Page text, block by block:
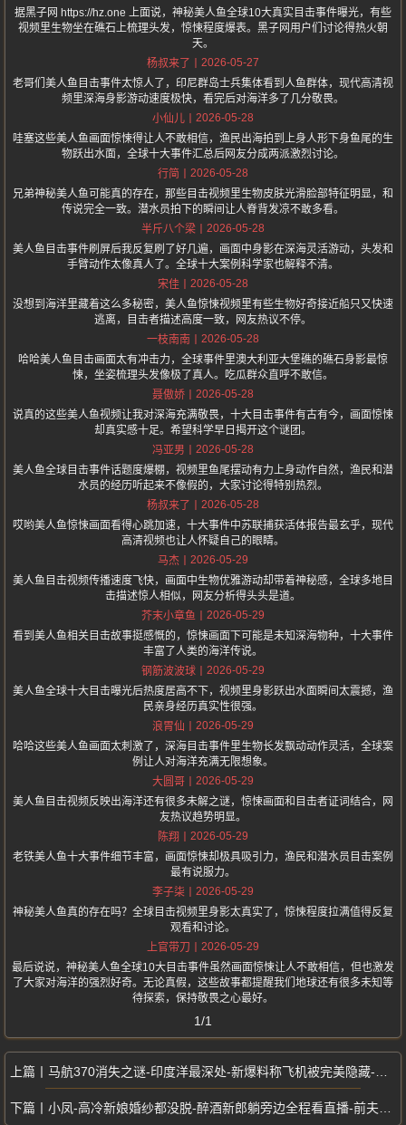
据黑子网 https://hz.one 上面说，神秘美人鱼全球10大真实目击事件曝光，有些
视频里生物坐在礁石上梳理头发，惊悚程度爆表。黑子网用户们讨论得热火朝
天。
杨叔来了
2026-05-27
老哥们美人鱼目击事件太惊人了，印尼群岛士兵集体看到人鱼群体，现代高清视
频里深海身影游动速度极快，看完后对海洋多了几分敬畏。
小仙儿
2026-05-28
哇塞这些美人鱼画面惊悚得让人不敢相信，渔民出海拍到上身人形下身鱼尾的生
物跃出水面，全球十大事件汇总后网友分成两派激烈讨论。
行简
2026-05-28
兄弟神秘美人鱼可能真的存在，那些目击视频里生物皮肤光滑脸部特征明显，和
传说完全一致。潜水员拍下的瞬间让人脊背发凉不敢多看。
半斤八个梁
2026-05-28
美人鱼目击事件刷屏后我反复刷了好几遍，画面中身影在深海灵活游动，头发和
手臂动作太像真人了。全球十大案例科学家也解释不清。
宋佳
2026-05-28
没想到海洋里藏着这么多秘密，美人鱼惊悚视频里有些生物好奇接近船只又快速
逃离，目击者描述高度一致，网友热议不停。
一枝南南
2026-05-28
哈哈美人鱼目击画面太有冲击力，全球事件里澳大利亚大堡礁的礁石身影最惊
悚，坐姿梳理头发像极了真人。吃瓜群众直呼不敢信。
聂傲娇
2026-05-28
说真的这些美人鱼视频让我对深海充满敬畏，十大目击事件有古有今，画面惊悚
却真实感十足。希望科学早日揭开这个谜团。
冯亚男
2026-05-28
美人鱼全球目击事件话题度爆棚，视频里鱼尾摆动有力上身动作自然，渔民和潜
水员的经历听起来不像假的，大家讨论得特别热烈。
杨叔来了
2026-05-28
哎哟美人鱼惊悚画面看得心跳加速，十大事件中苏联捕获活体报告最玄乎，现代
高清视频也让人怀疑自己的眼睛。
马杰
2026-05-29
美人鱼目击视频传播速度飞快，画面中生物优雅游动却带着神秘感，全球多地目
击描述惊人相似，网友分析得头头是道。
芥末小章鱼
2026-05-29
看到美人鱼相关目击故事挺感慨的，惊悚画面下可能是未知深海物种，十大事件
丰富了人类的海洋传说。
钢筋波波球
2026-05-29
美人鱼全球十大目击曝光后热度居高不下，视频里身影跃出水面瞬间太震撼，渔
民亲身经历真实性很强。
浪胃仙
2026-05-29
哈哈这些美人鱼画面太刺激了，深海目击事件里生物长发飘动动作灵活，全球案
例让人对海洋充满无限想象。
大圆哥
2026-05-29
美人鱼目击视频反映出海洋还有很多未解之谜，惊悚画面和目击者证词结合，网
友热议趋势明显。
陈翔
2026-05-29
老铁美人鱼十大事件细节丰富，画面惊悚却极具吸引力，渔民和潜水员目击案例
最有说服力。
李子柒
2026-05-29
神秘美人鱼真的存在吗？全球目击视频里身影太真实了，惊悚程度拉满值得反复
观看和讨论。
上官带刀
2026-05-29
最后说说，神秘美人鱼全球10大目击事件虽然画面惊悚让人不敢相信，但也激发
了大家对海洋的强烈好奇。无论真假，这些故事都提醒我们地球还有很多未知等
待探索，保持敬畏之心最好。
1/1
马航370消失之谜-印度洋最深处-新爆料称飞机被完美隐藏-残骸线索指向
小凤-高冷新娘婚纱都没脱-醉酒新郎躺旁边全程看直播-前夫沙发上猛压激战